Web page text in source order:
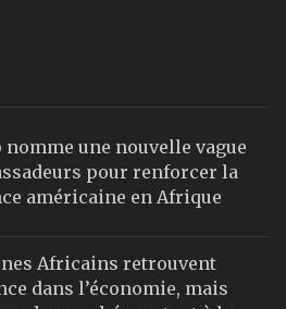
une nouvelle vague
pour renforcer la
américaine en Afrique
Africains retrouvent
dans l’économie, mais